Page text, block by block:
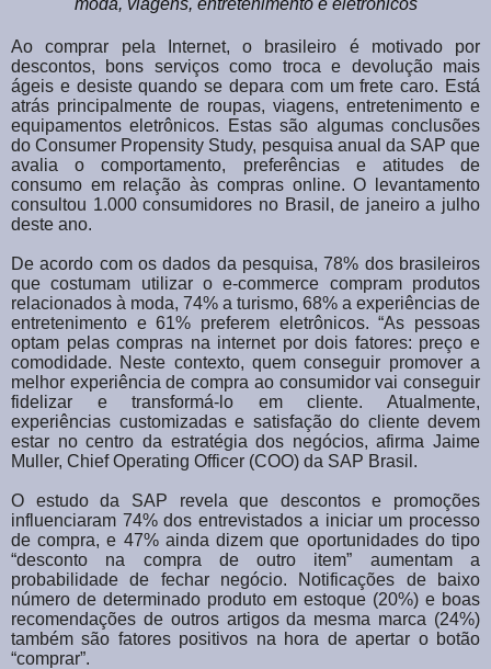
Ao comprar pela Internet, o brasileiro é motivado por
descontos, bons serviços como troca e devolução mais
ágeis e desiste quando se depara com um frete caro. Está
atrás principalmente de roupas, viagens, entretenimento e
equipamentos eletrônicos. Estas são algumas conclusões
do Consumer Propensity Study, pesquisa anual da SAP que
avalia o comportamento, preferências e atitudes de
consumo em relação às compras online. O levantamento
consultou 1.000 consumidores no Brasil, de janeiro a julho
deste ano.
De acordo com os dados da pesquisa, 78% dos brasileiros
que costumam utilizar o e-commerce compram produtos
relacionados à moda, 74% a turismo, 68% a experiências de
entretenimento e 61% preferem eletrônicos. “As pessoas
optam pelas compras na internet por dois fatores: preço e
comodidade. Neste contexto, quem conseguir promover a
melhor experiência de compra ao consumidor vai conseguir
fidelizar e transformá-lo em cliente. Atualmente,
experiências customizadas e satisfação do cliente devem
estar no centro da estratégia dos negócios, afirma Jaime
Muller, Chief Operating Officer (COO) da SAP Brasil.
O estudo da SAP revela que descontos e promoções
influenciaram 74% dos entrevistados a iniciar um processo
de compra, e 47% ainda dizem que oportunidades do tipo
“desconto na compra de outro item” aumentam a
probabilidade de fechar negócio. Notificações de baixo
número de determinado produto em estoque (20%) e boas
recomendações de outros artigos da mesma marca (24%)
também são fatores positivos na hora de apertar o botão
“comprar”.